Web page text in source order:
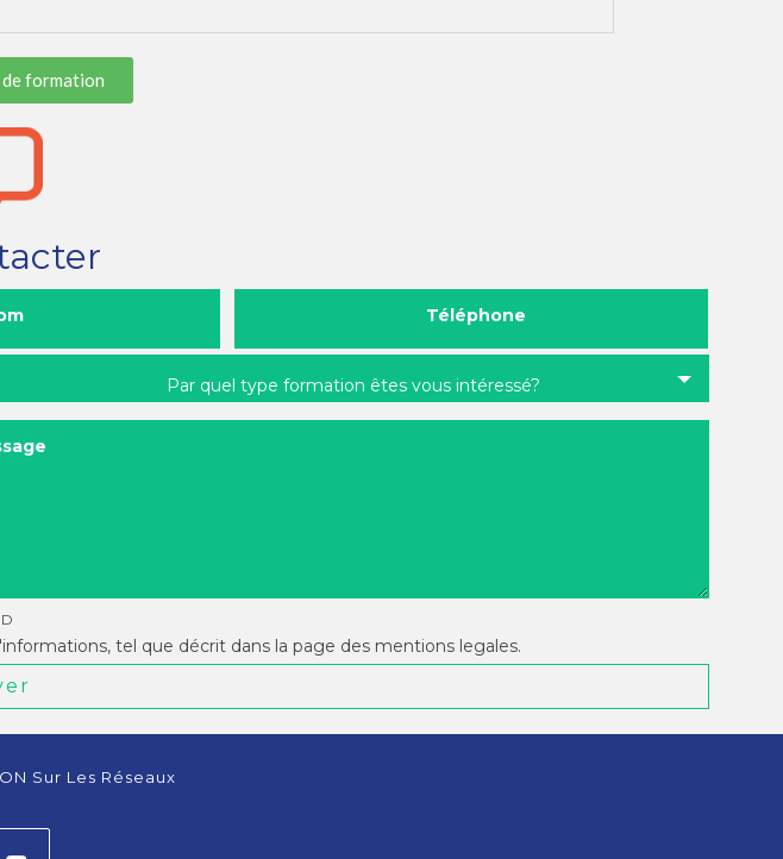
formation
Téléphone
Par quel type formation êtes vous intéressé?
tel que décrit dans la page des mentions legales.
Sur Les Réseaux